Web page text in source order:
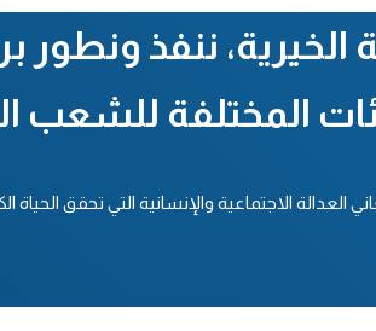
الخيرية، ننفذ
المختلفة للشعب
الاجتماعية والإنسانية التي تحقق الحياة